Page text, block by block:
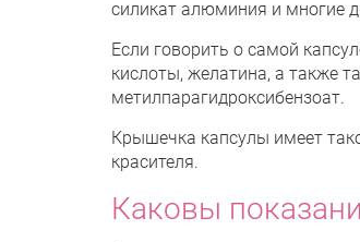
силикат алюминия и многие
Если говорить о самой
кислоты, желатина, а также
метилпарагидроксибензоат.
Крышечка капсулы имеет
красителя.
Каковы